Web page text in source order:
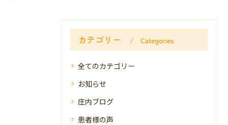
カテゴリー Categories
全てのカテゴリー
お知らせ
庄内ブログ
患者様の声